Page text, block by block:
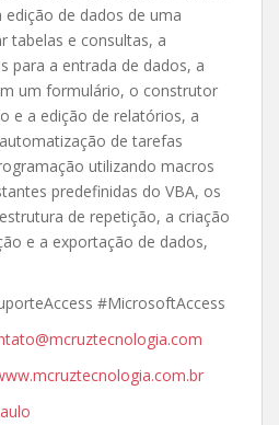
de dados de uma
tabelas e consultas, a
para a entrada de dados, a
um formulário, o construtor
e a edição de relatórios, a
de tarefas
utilizando macros
predefinidas do VBA, os
de repetição, a criação
e a exportação de dados,
#MicrosoftAccess